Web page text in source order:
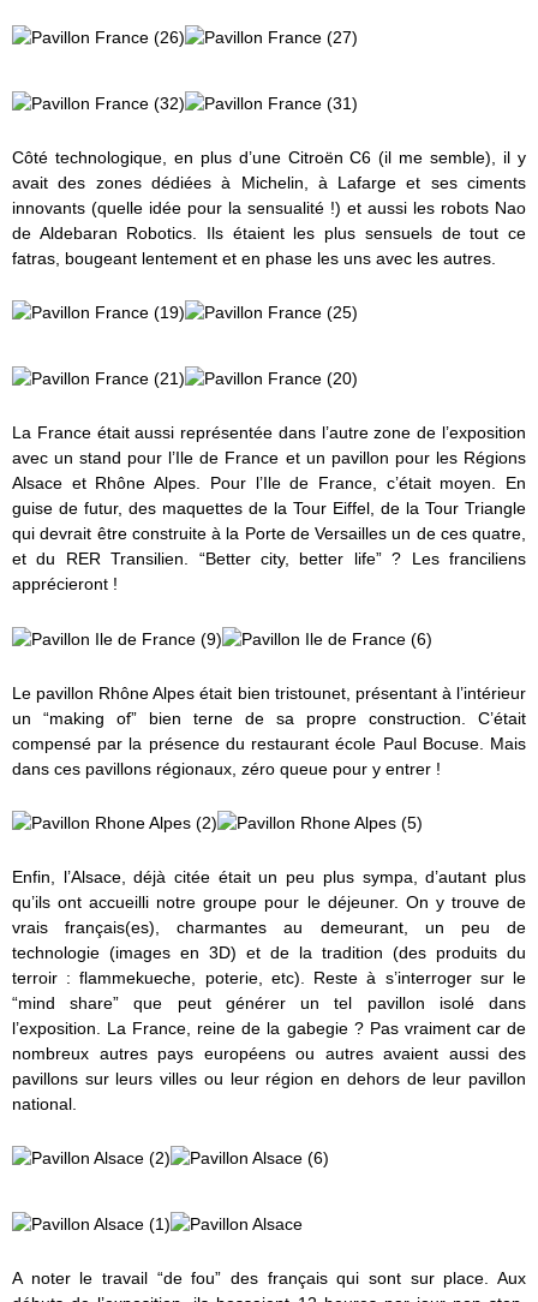
Côté technologique, en plus d’une Citroën C6 (il me semble), il y
avait des zones dédiées à Michelin, à Lafarge et ses ciments
innovants (quelle idée pour la sensualité !) et aussi les robots Nao
de Aldebaran Robotics. Ils étaient les plus sensuels de tout ce
fatras, bougeant lentement et en phase les uns avec les autres.
La France était aussi représentée dans l’autre zone de l’exposition
avec un stand pour l’Ile de France et un pavillon pour les Régions
Alsace et Rhône Alpes. Pour l’Ile de France, c’était moyen. En
guise de futur, des maquettes de la Tour Eiffel, de la Tour Triangle
qui devrait être construite à la Porte de Versailles un de ces quatre,
et du RER Transilien. “Better city, better life” ? Les franciliens
apprécieront !
Le pavillon Rhône Alpes était bien tristounet, présentant à l’intérieur
un “making of” bien terne de sa propre construction. C’était
compensé par la présence du restaurant école Paul Bocuse. Mais
dans ces pavillons régionaux, zéro queue pour y entrer !
Enfin, l’Alsace, déjà citée était un peu plus sympa, d’autant plus
qu’ils ont accueilli notre groupe pour le déjeuner. On y trouve de
vrais français(es), charmantes au demeurant, un peu de
technologie (images en 3D) et de la tradition (des produits du
terroir : flammekueche, poterie, etc). Reste à s’interroger sur le
“mind share” que peut générer un tel pavillon isolé dans
l’exposition. La France, reine de la gabegie ? Pas vraiment car de
nombreux autres pays européens ou autres avaient aussi des
pavillons sur leurs villes ou leur région en dehors de leur pavillon
national.
A noter le travail “de fou” des français qui sont sur place. Aux